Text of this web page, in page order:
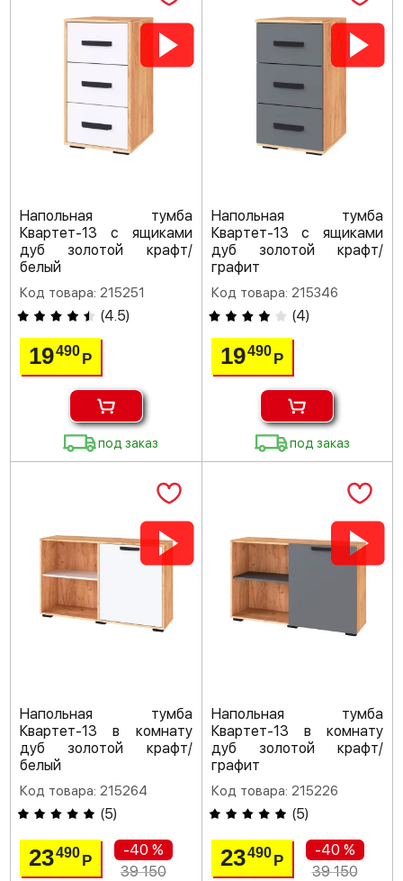
Напольная тумба
Квартет-13 с ящиками
дуб золотой крафт/
белый
Код товара: 215251
(4.5)
19490Р
под заказ
Напольная тумба
Квартет-13 с ящиками
дуб золотой крафт/
графит
Код товара: 215346
(4)
19490 Р
под заказ
Напольная тумба
Квартет-13 в комнату
дуб золотой крафт/
белый
Код товара: 215264
(5)
23490Р
-40 %
39 150
Напольная тумба
Квартет-13 в комнату
дуб золотой крафт/
графит
Код товара: 215226
(5)
23490 Р
-40 %
39 150